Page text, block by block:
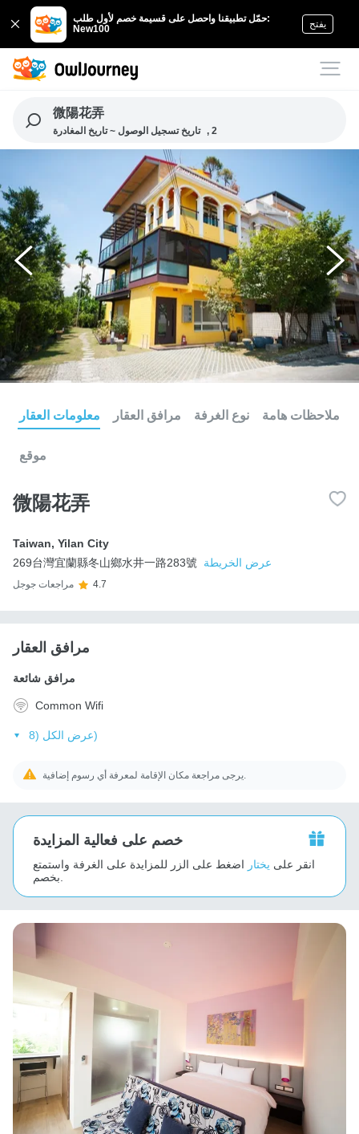
حمّل تطبيقنا واحصل على قسيمة خصم لأول طلب:
New100
يفتح
微陽花弄
تاريخ تسجيل الوصول ~ تاريخ المغادرة , 2
معلومات العقار مرافق العقار نوع الغرفة ملاحظات هامة
موقع
微陽花弄
Taiwan, Yilan City
269台灣宜蘭縣冬山鄉水井一路283號
عرض الخريطة
مراجعات جوجل 4.7
مرافق العقار
مرافق شائعة
Common Wifi
عرض الكل (8)
خصم على فعالية المزايدة
انقر على يختار اضغط على الزر للمزايدة على الغرفة واستمتع